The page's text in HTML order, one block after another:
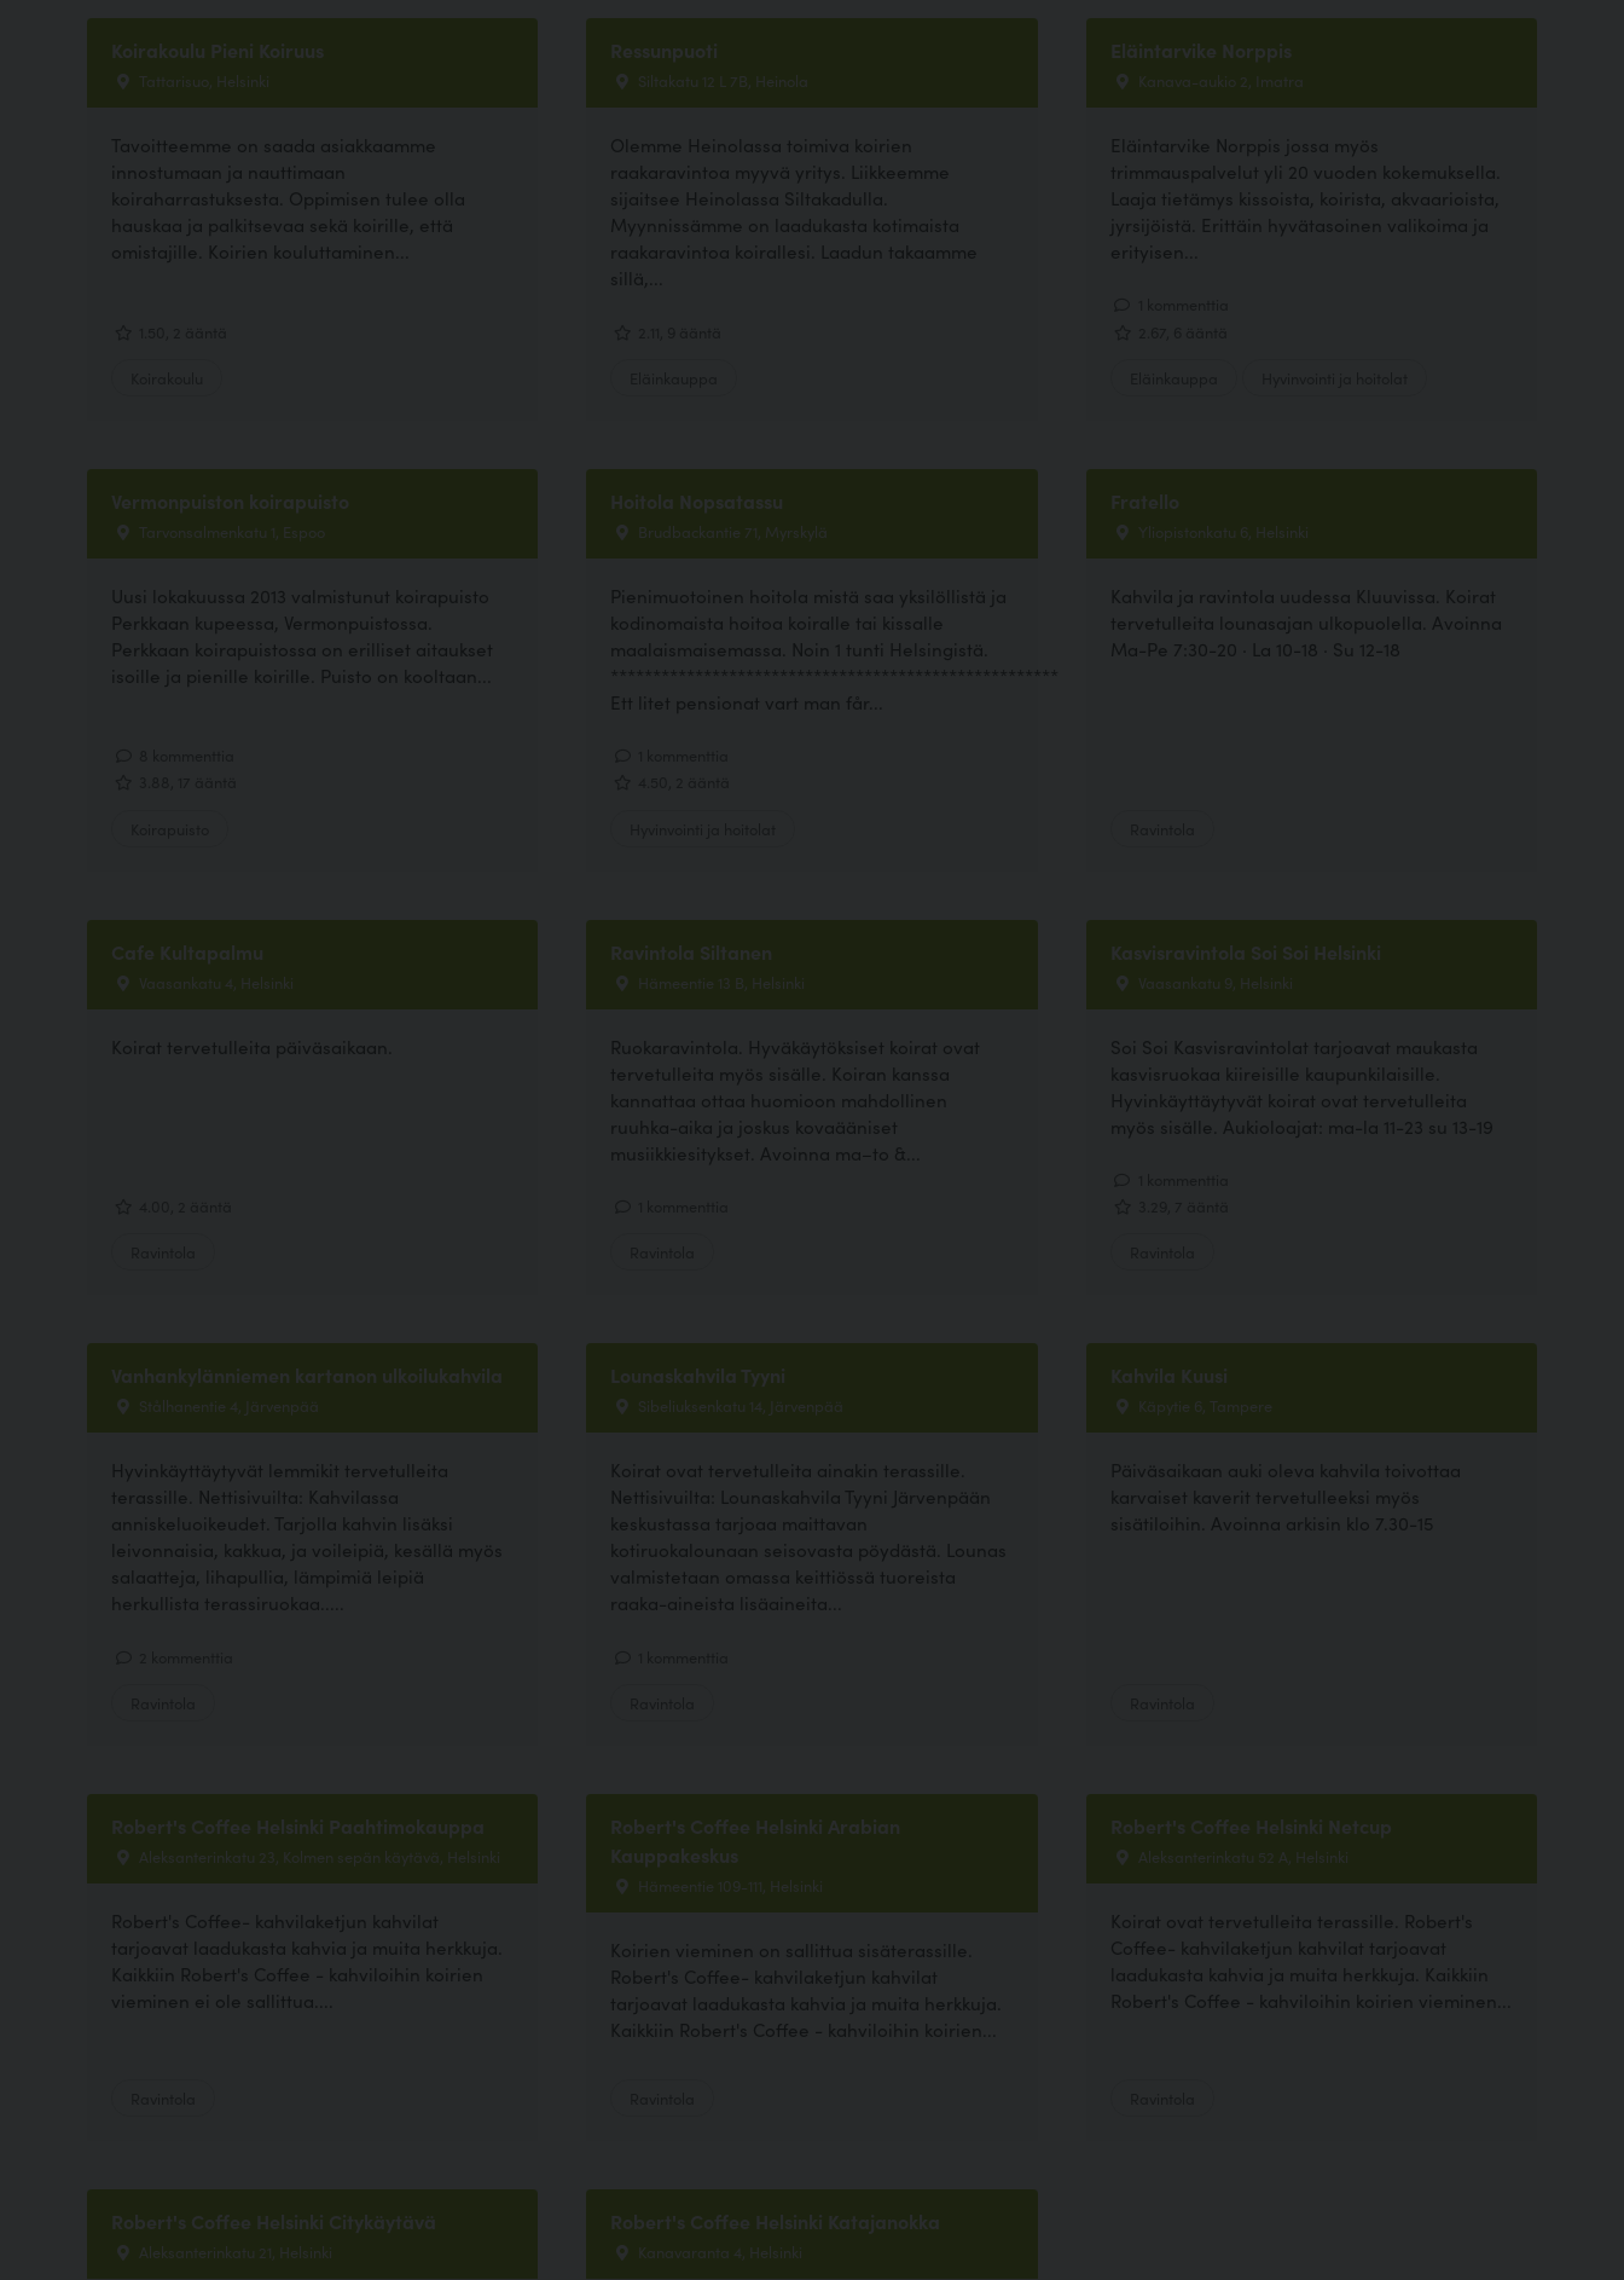
Koirakoulu Pieni Koiruus
Tattarisuo, Helsinki
Tavoitteemme on saada asiakkaamme
innostumaan ja nauttimaan
koiraharrastuksesta. Oppimisen tulee olla
hauskaa ja palkitsevaa sekä koirille, että
omistajille. Koirien kouluttaminen...
Ressunpuoti
Siltakatu 12 L 7B, Heinola
Olemme Heinolassa toimiva koirien
raakaravintoa myyvä yritys. Liikkeemme
sijaitsee Heinolassa Siltakadulla.
Myynnissämme on laadukasta kotimaista
raakaravintoa koirallesi. Laadun takaamme
sillä,...
Eläintarvike Norppis
Kanava-aukio 2, Imatra
Eläintarvike Norppis jossa myös
trimmauspalvelut yli 20 vuoden kokemuksella.
Laaja tietämys kissoista, koirista, akvaarioista,
jyrsijöistä. Erittäin hyvätasoinen valikoima ja
erityisen...
Vermonpuiston koirapuisto
Tarvonsalmenkatu 1, Espoo
Uusi lokakuussa 2013 valmistunut koirapuisto
Perkkaan kupeessa, Vermonpuistossa.
Perkkaan koirapuistossa on erilliset aitaukset
isoille ja pienille koirille. Puisto on kooltaan...
Hoitola Nopsatassu
Brudbackantie 71, Myrskylä
Pienimuotoinen hoitola mistä saa yksilöllistä ja
kodinomaista hoitoa koiralle tai kissalle
maalaismaisemassa. Noin 1 tunti Helsingistä.
Ett litet pensionat vart man får...
Fratello
Yliopistonkatu 6, Helsinki
Kahvila ja ravintola uudessa Kluuvissa. Koirat
tervetulleita lounasajan ulkopuolella. Avoinna
Ma-Pe 7:30-20 · La 10-18 · Su 12-18
Cafe Kultapalmu
Vaasankatu 4, Helsinki
Koirat tervetulleita päiväsaikaan.
Ravintola Siltanen
Hämeentie 13 B, Helsinki
Ruokaravintola. Hyväkäytöksiset koirat ovat
tervetulleita myös sisälle. Koiran kanssa
kannattaa ottaa huomioon mahdollinen
ruuhka-aika ja joskus kovaääniset
musiikkiesitykset. Avoinna ma–to &...
Kasvisravintola Soi Soi Helsinki
Vaasankatu 9, Helsinki
Soi Soi Kasvisravintolat tarjoavat maukasta
kasvisruokaa kiireisille kaupunkilaisille.
Hyvinkäyttäytyvät koirat ovat tervetulleita
myös sisälle. Aukioloajat: ma-la 11-23 su 13-19
Vanhankylänniemen kartanon ulkoilukahvila
Stålhanentie 4, Järvenpää
Hyvinkäyttäytyvät lemmikit tervetulleita
terassille. Nettisivuilta: Kahvilassa
anniskeluoikeudet. Tarjolla kahvin lisäksi
leivonnaisia, kakkua, ja voileipiä, kesällä myös
salaatteja, lihapullia, lämpimiä leipiä
herkullista terassiruokaa.....
Lounaskahvila Tyyni
Sibeliuksenkatu 14, Järvenpää
Koirat ovat tervetulleita ainakin terassille.
Nettisivuilta: Lounaskahvila Tyyni Järvenpään
keskustassa tarjoaa maittavan
kotiruokalounaan seisovasta pöydästä. Lounas
valmistetaan omassa keittiössä tuoreista
raaka-aineista lisäaineita...
Kahvila Kuusi
Käpytie 6, Tampere
Päiväsaikaan auki oleva kahvila toivottaa
karvaiset kaverit tervetulleeksi myös
sisätiloihin. Avoinna arkisin klo 7.30-15
Robert's Coffee Helsinki Paahtimokauppa
Aleksanterinkatu 23, Kolmen sepän käytävä, Helsinki
Robert's Coffee- kahvilaketjun kahvilat
tarjoavat laadukasta kahvia ja muita herkkuja.
Kaikkiin Robert's Coffee - kahviloihin koirien
vieminen ei ole sallittua....
Robert's Coffee Helsinki Arabian
Kauppakeskus
Hämeentie 109-111, Helsinki
Koirien vieminen on sallittua sisäterassille.
Robert's Coffee- kahvilaketjun kahvilat
tarjoavat laadukasta kahvia ja muita herkkuja.
Kaikkiin Robert's Coffee - kahviloihin koirien...
Robert's Coffee Helsinki Netcup
Aleksanterinkatu 52 A, Helsinki
Koirat ovat tervetulleita terassille. Robert's
Coffee- kahvilaketjun kahvilat tarjoavat
laadukasta kahvia ja muita herkkuja. Kaikkiin
Robert's Coffee - kahviloihin koirien vieminen...
Robert's Coffee Helsinki Citykäytävä
Aleksanterinkatu 21, Helsinki
Robert's Coffee Helsinki Katajanokka
Kanavaranta 4, Helsinki